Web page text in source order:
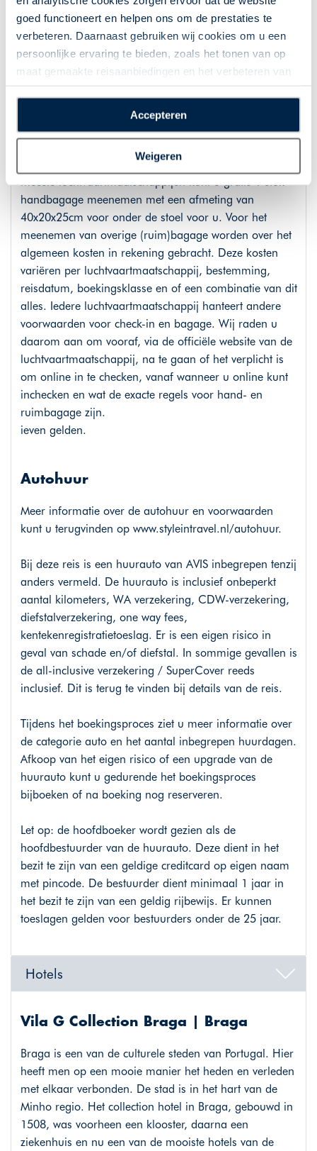
goed functioneert en helpen ons om de prestaties te
verbeteren. Daarnaast gebruiken wij cookies om u een
persoonlijke ervaring te bieden, zoals het tonen van op
maat gemaakte reisaanbiedingen en het verbeteren van
plaatsen van alle hierboven beschreven cookies en
technologieën, waarmee persoonlijke gegevens kunnen
worden verzameld. Indien u kiest voor “Weigeren”
plaatsen wij enkel functionele cookies, en zal er geen
sprake zijn van gepersonaliseerde content.
Accepteren
Weigeren
Deze reis is gebaseerd op de meest voordelige
beschikbare vluchten. Gedurende het boekingsproces
op de website kunt u direct het vluchtschema kiezen.
Gecommuniceerde vluchttijden zijn onder voorbehoud
kunnen anders zijn dan hierboven gecommuniceerd.
zijn de afmetingen en het aantal kg verschillend. Bij de
meeste luchtvaartmaatschappijen kunt u gratis 1 stuk
handbagage meenemen met een afmeting van
40x20x25cm voor onder de stoel voor u. Voor het
meenemen van overige (ruim)bagage worden over het
algemeen kosten in rekening gebracht. Deze kosten
variëren per luchtvaartmaatschappij, bestemming,
reisdatum, boekingsklasse en of een combinatie van dit
alles. Iedere luchtvaartmaatschappij hanteert andere
voorwaarden voor check-in en bagage. Wij raden u
daarom aan om vooraf, via de officiële website van de
luchtvaartmaatschappij, na te gaan of het verplicht is
om online in te checken, vanaf wanneer u online kunt
inchecken en wat de exacte regels voor hand- en
ruimbagage zijn.
ieven gelden.
Autohuur
Meer informatie over de autohuur en voorwaarden
kunt u terugvinden op www.styleintravel.nl/autohuur.
Bij deze reis is een huurauto van AVIS inbegrepen tenzij
anders vermeld. De huurauto is inclusief onbeperkt
aantal kilometers, WA verzekering, CDW-verzekering,
diefstalverzekering, one way fees,
kentekenregistratietoeslag. Er is een eigen risico in
geval van schade en/of diefstal. In sommige gevallen is
de all-inclusive verzekering / SuperCover reeds
inclusief. Dit is terug te vinden bij details van de reis.
Tijdens het boekingsproces ziet u meer informatie over
de categorie auto en het aantal inbegrepen huurdagen.
Afkoop van het eigen risico of een upgrade van de
huurauto kunt u gedurende het boekingsproces
bijboeken of na boeking nog reserveren.
Let op: de hoofdboeker wordt gezien als de
hoofdbestuurder van de huurauto. Deze dient in het
bezit te zijn van een geldige creditcard op eigen naam
met pincode. De bestuurder dient minimaal 1 jaar in
het bezit te zijn van een geldig rijbewijs. Er kunnen
toeslagen gelden voor bestuurders onder de 25 jaar.
Hotels
Vila G Collection Braga | Braga
Braga is een van de culturele steden van Portugal. Hier
heeft men op een mooie manier het heden en verleden
met elkaar verbonden. De stad is in het hart van de
Minho regio. Het collection hotel in Braga, gebouwd in
1508, was voorheen een klooster, daarna een
ziekenhuis en nu een van de mooiste hotels van de